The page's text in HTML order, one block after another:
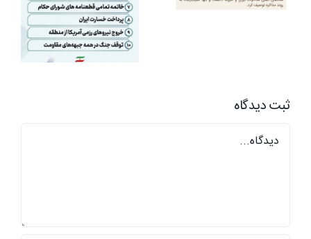
و عباس عبدی
ثبت ديدگاه
Comment